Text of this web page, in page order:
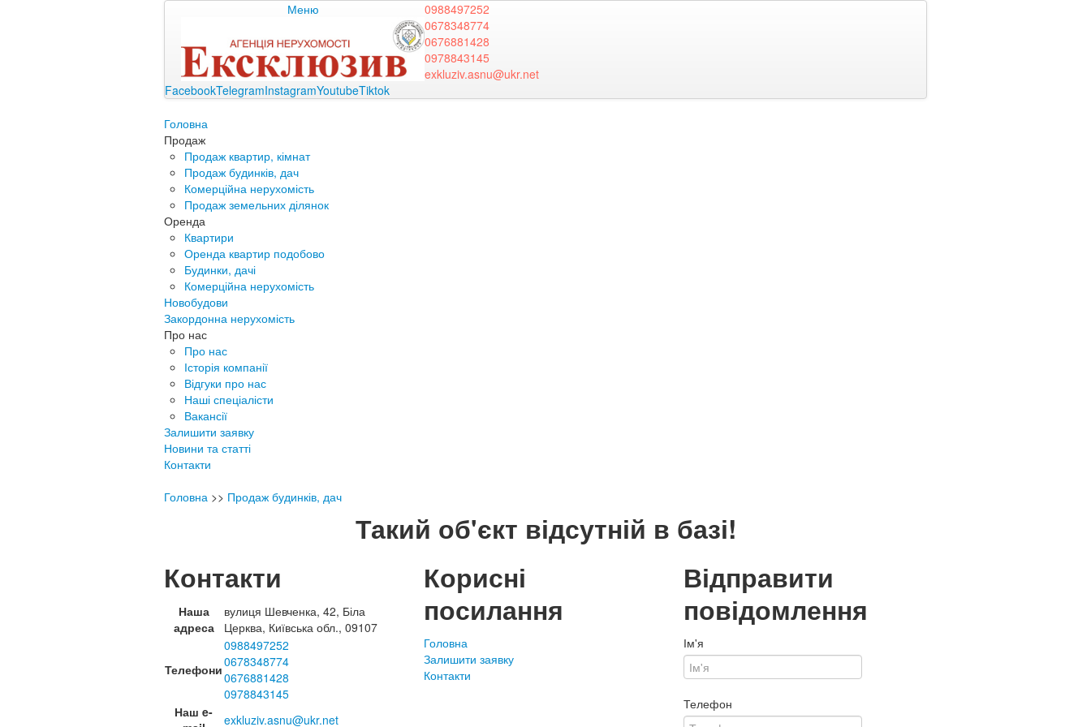
Меню
0988497252
0678348774
0676881428
0978843145
exkluziv.asnu@ukr.net
FacebookTelegramInstagramYoutubeTiktok
Головна
Продаж
Продаж квартир, кімнат
Продаж будинків, дач
Комерційна нерухомість
Продаж земельних ділянок
Оренда
Квартири
Оренда квартир подобово
Будинки, дачі
Комерційна нерухомість
Новобудови
Закордонна нерухомість
Про нас
Про нас
Історія компанії
Відгуки про нас
Наші спеціалісти
Вакансії
Залишити заявку
Новини та статті
Контакти
Головна >> Продаж будинків, дач
Такий об'єкт відсутній в базі!
Контакти
Наша
адреса
вулиця Шевченка, 42, Біла
Церква, Київська обл., 09107
Телефони
0988497252
0678348774
0676881428
0978843145
Наш e-
exkluziv.asnu@ukr.net
Корисні
посилання
Головна
Залишити заявку
Контакти
Відправити
повідомлення
Ім'я
Телефон